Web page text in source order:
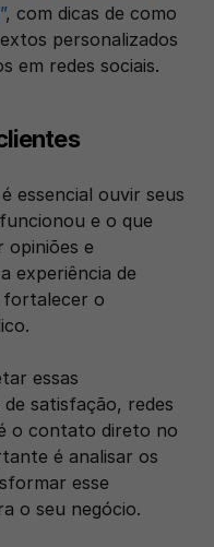
, com dicas de como
personalizados
em redes sociais.
essencial ouvir seus
e o que
opiniões e
experiência de
fortalecer o
essas
satisfação, redes
o contato direto no
é analisar os
esse
o seu negócio.